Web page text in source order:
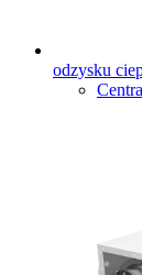
odzysku